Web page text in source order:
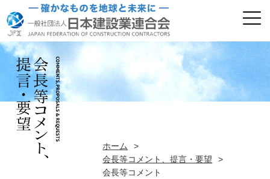
ホーム
>
会長等コメント、提言・要望
>
会長等コメント